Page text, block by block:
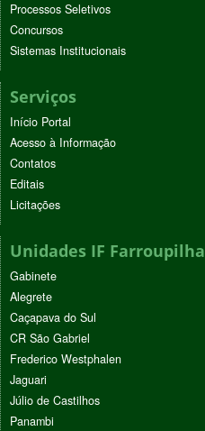
Processos Seletivos
Concursos
Sistemas Institucionais
Serviços
Início Portal
Acesso à Informação
Contatos
Editais
Licitações
Unidades IF Farroupilha
Gabinete
Alegrete
Caçapava do Sul
CR São Gabriel
Frederico Westphalen
Jaguari
Júlio de Castilhos
Panambi